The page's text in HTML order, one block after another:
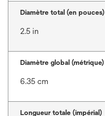
Diamètre total (en pouces)
2.5 in
Diamètre global (métrique)
6.35 cm
Longueur totale (impérial)